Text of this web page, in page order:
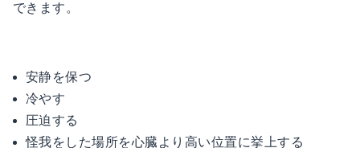
できます。
安静を保つ
冷やす
圧迫する
怪我をした場所を心臓より高い位置に挙上する